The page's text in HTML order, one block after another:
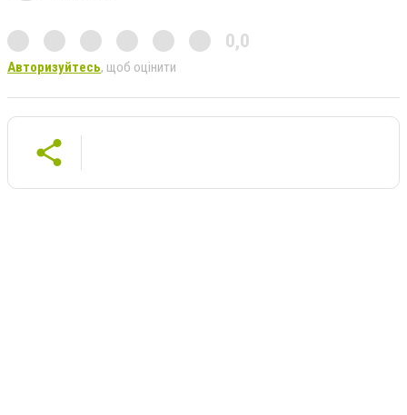
0,0
Авторизуйтесь, щоб оцінити